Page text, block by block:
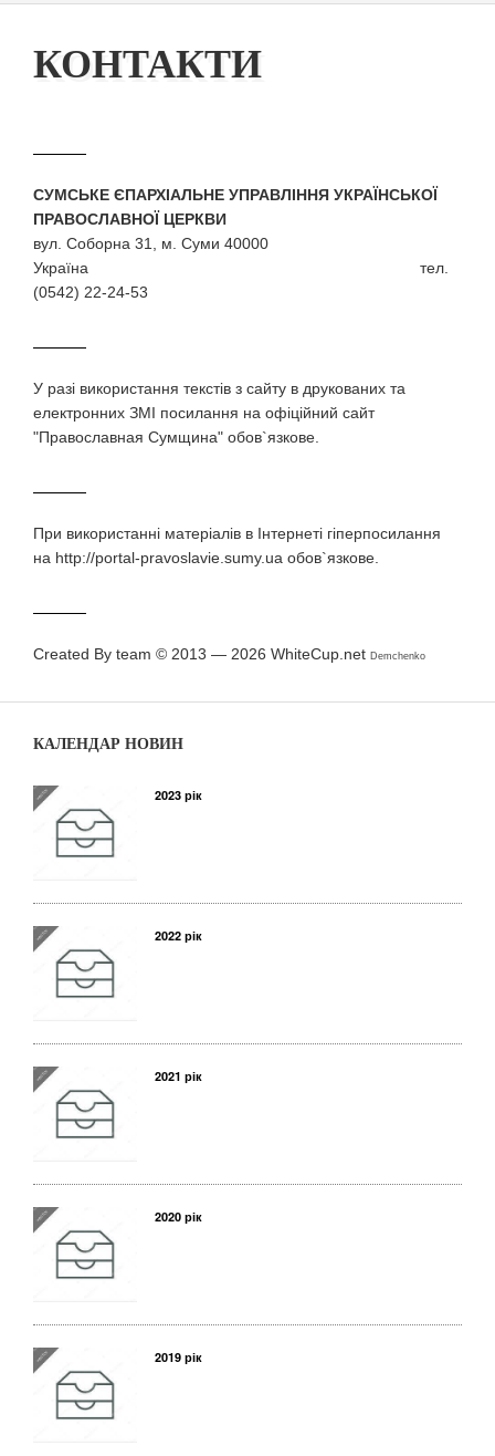
КОНТАКТИ
СУМСЬКЕ ЄПАРХІАЛЬНЕ УПРАВЛІННЯ УКРАЇНСЬКОЇ
ПРАВОСЛАВНОЇ ЦЕРКВИ
вул. Соборна 31, м. Суми 40000
Україна тел.
(0542) 22-24-53
У разi використання текстiв з сайту в друкованих та
електронних ЗМI посилання на офіційний сайт
"Православная Сумщина" обов`язкове.
При використаннi матерiалiв в Iнтернетi гiперпосилання
на http://portal-pravoslavie.sumy.ua обов`язкове.
Created By team © 2013 — 2026 WhiteCup.net Demchenko
КАЛЕНДАР НОВИН
2023 рік
2022 рік
2021 рік
2020 рік
2019 рік